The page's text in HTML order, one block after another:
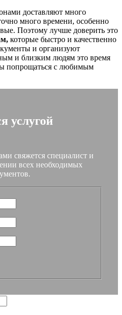
доставляют много
много времени, особенно
Поэтому лучше доверить это
которые быстро и качественно
и организуют
и близким людям это время
попрощаться с любимым
услугой
свяжется специалист и
всех необходимых